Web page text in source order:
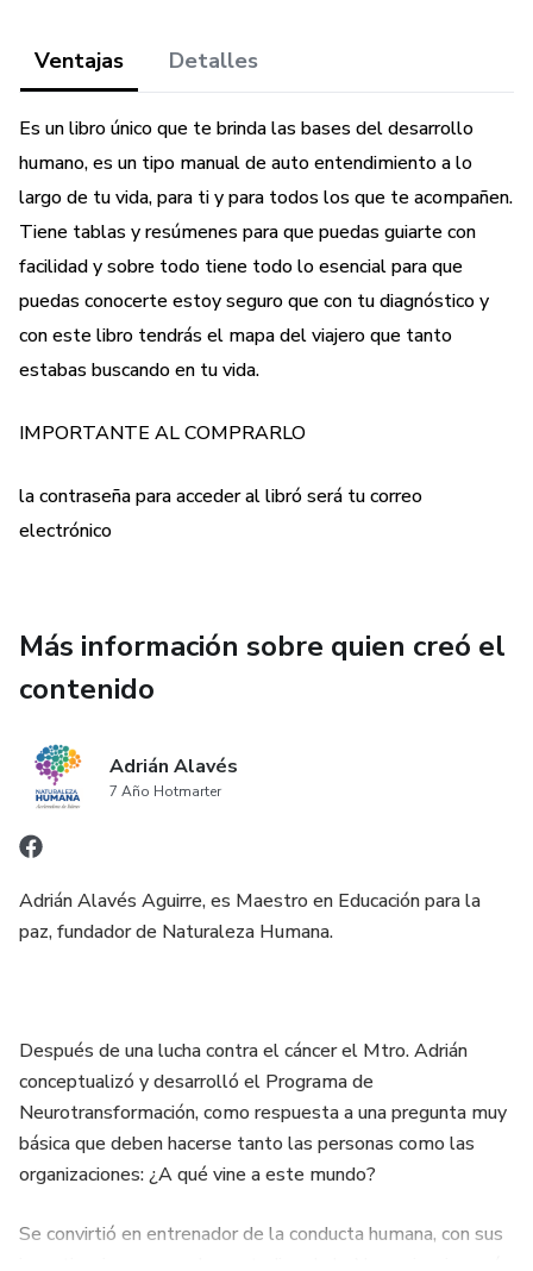
camino.
Ventajas Detalles
Es un libro único que te brinda las bases del desarrollo
humano, es un tipo manual de auto entendimiento a lo
largo de tu vida, para ti y para todos los que te acompañen.
Tiene tablas y resúmenes para que puedas guiarte con
facilidad y sobre todo tiene todo lo esencial para que
puedas conocerte estoy seguro que con tu diagnóstico y
con este libro tendrás el mapa del viajero que tanto
estabas buscando en tu vida.
IMPORTANTE AL COMPRARLO
la contraseña para acceder al libró será tu correo
electrónico
Más información sobre quien creó el
contenido
Adrián Alavés
7 Año Hotmarter
Adrián Alavés Aguirre, es Maestro en Educación para la
paz, fundador de Naturaleza Humana.
Después de una lucha contra el cáncer el Mtro. Adrián
conceptualizó y desarrolló el Programa de
Neurotransformación, como respuesta a una pregunta muy
básica que deben hacerse tanto las personas como las
organizaciones: ¿A qué vine a este mundo?
Se convirtió en entrenador de la conducta humana, con sus